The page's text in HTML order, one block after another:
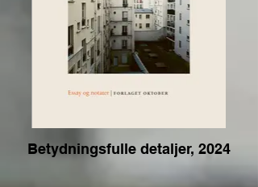
Betydningsfulle detaljer, 2024